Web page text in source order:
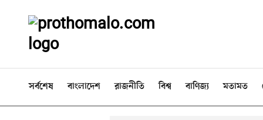
সর্বশেষ বাংলাদেশ রাজনীতি বিশ্ব বাণিজ্য মতামত